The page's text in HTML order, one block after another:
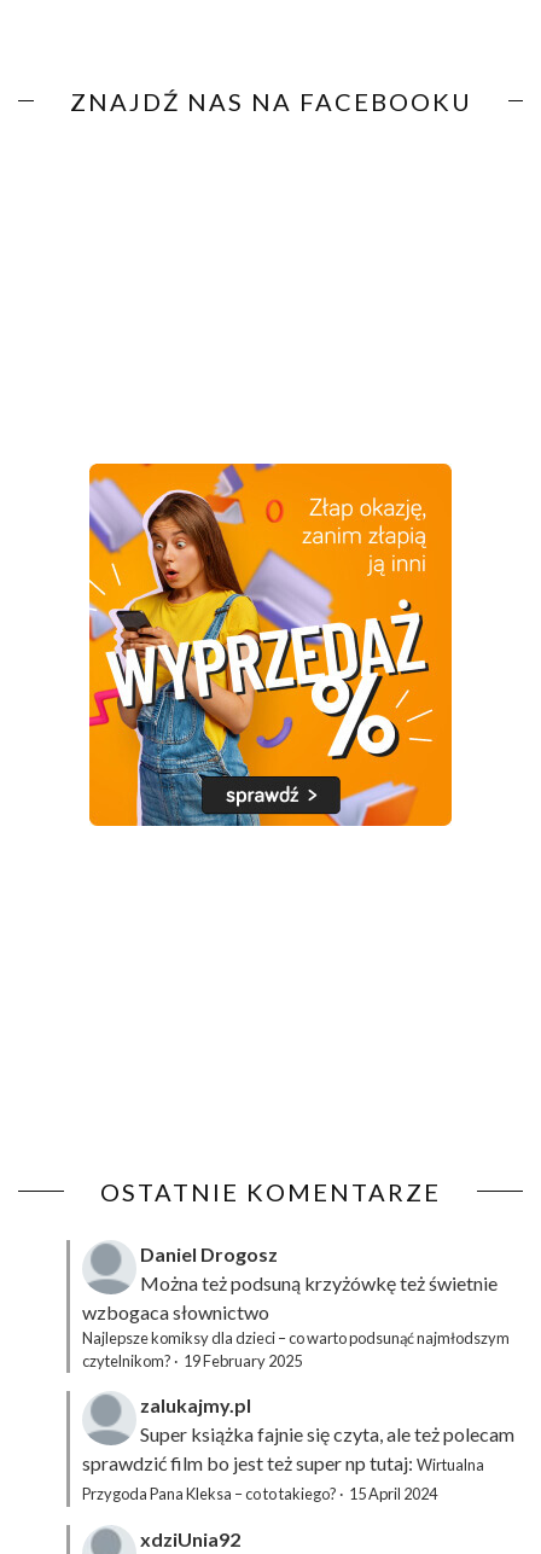
ZNAJDŹ NAS NA FACEBOOKU
OSTATNIE KOMENTARZE
Daniel Drogosz
Można też podsuną krzyżówkęteż świetnie
wzbogaca słownictwo
Najlepsze komiksy dla dzieci – co warto podsunąć najmłodszym
czytelnikom? · 19 February 2025
zalukajmy.pl
Super książka fajnie się czyta, ale też polecam
sprawdzić film bo jest też super np tutaj: Wirtualna
Przygoda Pana Kleksa – co to takiego? · 15 April 2024
xdziUnia92